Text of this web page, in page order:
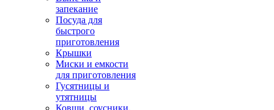
запекание
Посуда для
быстрого
приготовления
Крышки
Миски и емкости
для приготовления
Гусятницы и
утятницы
Ковши, соусники,